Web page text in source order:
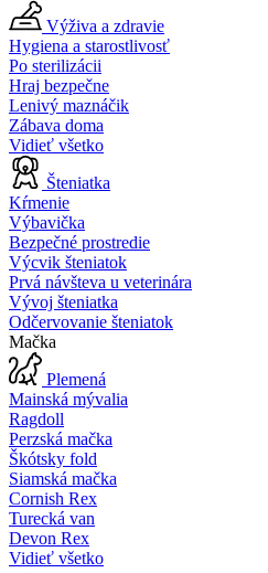
Výživa a zdravie
Hygiena a starostlivosť
Po sterilizácii
Hraj bezpečne
Lenivý maznáčik
Zábava doma
Vidieť všetko
Šteniatka
Kŕmenie
Výbavička
Bezpečné prostredie
Výcvik šteniatok
Prvá návšteva u veterinára
Vývoj šteniatka
Odčervovanie šteniatok
Mačka
Plemená
Mainská mývalia
Ragdoll
Perzská mačka
Škótsky fold
Siamská mačka
Cornish Rex
Turecká van
Devon Rex
Vidieť všetko